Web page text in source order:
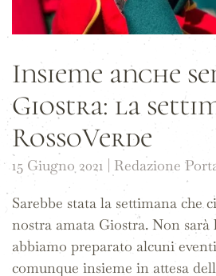
Insieme anche
Giostra: la
RossoVerde
15 Giugno 2021 | Redazione
Sarebbe stata la settimana che
nostra amata Giostra. Non sarà
abbiamo preparato alcuni
comunque insieme in attesa